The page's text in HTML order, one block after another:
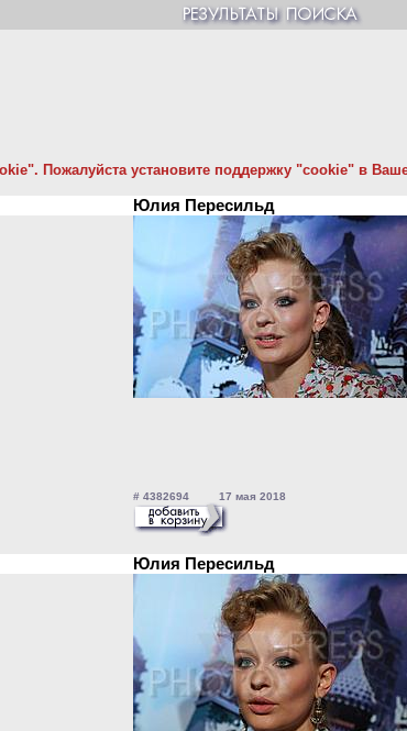
Пожалуйста установите поддержку "cookie" в
Юлия Пересильд
# 4382694 17 мая 2018
Юлия Пересильд